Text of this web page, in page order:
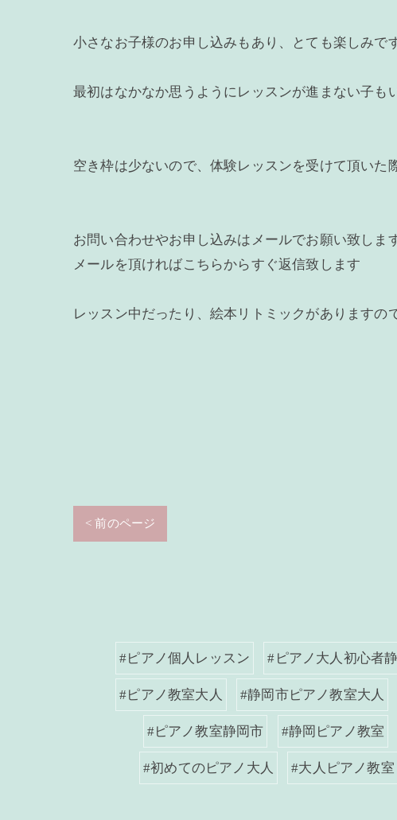
小さなお子様のお申し込みもあり、とても楽しみで
最初はなかなか思うようにレッスンが進まない子
空き枠は少ないので、体験レッスンを受けて頂いた
お問い合わせやお申し込みはメールでお願い致しま
メールを頂ければこちらからすぐ返信致します
レッスン中だったり、絵本リトミックがありますの
< 前のページ
#ピアノ個人レッスン #ピアノ大人初心者
#ピアノ教室大人 #静岡市ピアノ教室大人
#ピアノ教室静岡市 #静岡ピアノ教室
#初めてのピアノ大人 #大人ピアノ教室